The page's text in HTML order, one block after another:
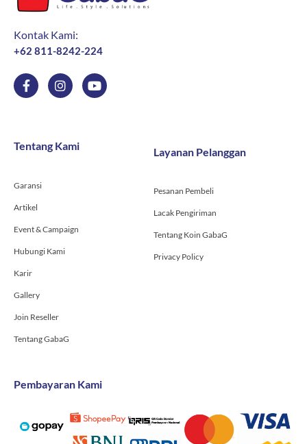
Kontak Kami:
+62 811-8242-224
F
a
o
o
f
I
n
g
r
Y
o
Tentang Kami
Garansi
Artikel
Event & Campaign
Hubungi Kami
Karir
Gallery
Join Reseller
Tentang GabaG
Layanan Pelanggan
Pesanan Pembeli
Lacak Pengiriman
Tentang Koin GabaG
Privacy Policy
Pembayaran Kami